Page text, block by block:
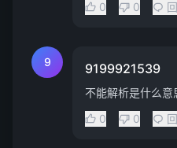
0 0
9 9199921539
不能解析是什么意
0
0